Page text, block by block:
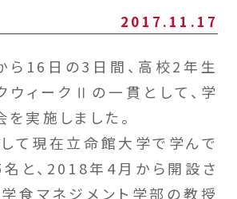
2017.11.17
16日の3日間、高校2年生
ウィークⅡの一貫として、学
実施しました。
て現在立命館大学で学んで
と、2018年4月から開設さ
食マネジメント学部の教授